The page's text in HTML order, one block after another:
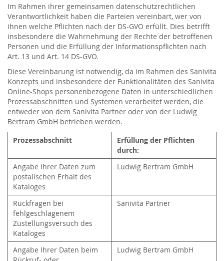
Im Rahmen ihrer gemeinsamen datenschutzrechtlichen
Verantwortlichkeit haben die Parteien vereinbart, wer von
ihnen welche Pflichten nach der DS-GVO erfüllt. Dies betrifft
insbesondere die Wahrnehmung der Rechte der betroffenen
Personen und die Erfüllung der Informationspflichten nach
Art. 13 und Art. 14 DS-GVO.
Diese Vereinbarung ist notwendig, da im Rahmen des Sanivita
Konzepts und insbesondere der Funktionalitäten des Sanivita
Online-Shops personenbezogene Daten in unterschiedlichen
Prozessabschnitten und Systemen verarbeitet werden, die
entweder von dem Sanivita Partner oder von der Ludwig
Bertram GmbH betrieben werden.
Prozessabschnitt
Erfüllung der Pflichten
durch:
Angabe Ihrer Daten zum
postalischen Erhalt des
Kataloges
Ludwig Bertram GmbH
Rückfragen bei
fehlgeschlagenem
Zustellungsversuch des
Kataloges
Sanivita Partner
Angabe Ihrer Daten beim
Ludwig Bertram GmbH